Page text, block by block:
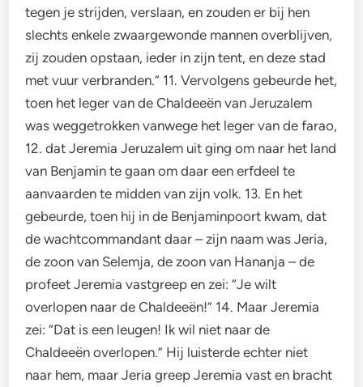
tegen je strijden, verslaan, en zouden er bij hen
slechts enkele zwaargewonde mannen overblijven,
zij zouden opstaan, ieder in zijn tent, en deze stad
met vuur verbranden.” 11. Vervolgens gebeurde het,
toen het leger van de Chaldeeën van Jeruzalem
was weggetrokken vanwege het leger van de farao,
12. dat Jeremia Jeruzalem uit ging om naar het land
van Benjamin te gaan om daar een erfdeel te
aanvaarden te midden van zijn volk. 13. En het
gebeurde, toen hij in de Benjaminpoort kwam, dat
de wachtcommandant daar – zijn naam was Jeria,
de zoon van Selemja, de zoon van Hananja – de
profeet Jeremia vastgreep en zei: “Je wilt
overlopen naar de Chaldeeën!” 14. Maar Jeremia
zei: “Dat is een leugen! Ik wil niet naar de
Chaldeeën overlopen.” Hij luisterde echter niet
naar hem, maar Jeria greep Jeremia vast en bracht